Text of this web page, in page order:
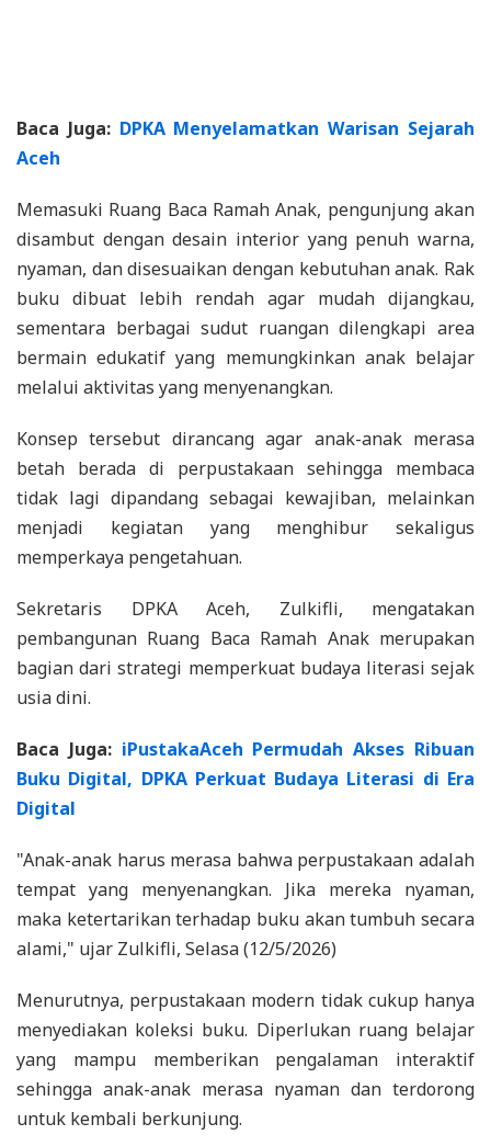
Baca Juga: DPKA Menyelamatkan Warisan Sejarah
Aceh
Memasuki Ruang Baca Ramah Anak, pengunjung akan
disambut dengan desain interior yang penuh warna,
nyaman, dan disesuaikan dengan kebutuhan anak. Rak
buku dibuat lebih rendah agar mudah dijangkau,
sementara berbagai sudut ruangan dilengkapi area
bermain edukatif yang memungkinkan anak belajar
melalui aktivitas yang menyenangkan.
Konsep tersebut dirancang agar anak-anak merasa
betah berada di perpustakaan sehingga membaca
tidak lagi dipandang sebagai kewajiban, melainkan
menjadi kegiatan yang menghibur sekaligus
memperkaya pengetahuan.
Sekretaris DPKA Aceh, Zulkifli, mengatakan
pembangunan Ruang Baca Ramah Anak merupakan
bagian dari strategi memperkuat budaya literasi sejak
usia dini.
Baca Juga: iPustakaAceh Permudah Akses Ribuan
Buku Digital, DPKA Perkuat Budaya Literasi di Era
Digital
"Anak-anak harus merasa bahwa perpustakaan adalah
tempat yang menyenangkan. Jika mereka nyaman,
maka ketertarikan terhadap buku akan tumbuh secara
alami," ujar Zulkifli, Selasa (12/5/2026)
Menurutnya, perpustakaan modern tidak cukup hanya
menyediakan koleksi buku. Diperlukan ruang belajar
yang mampu memberikan pengalaman interaktif
sehingga anak-anak merasa nyaman dan terdorong
untuk kembali berkunjung.